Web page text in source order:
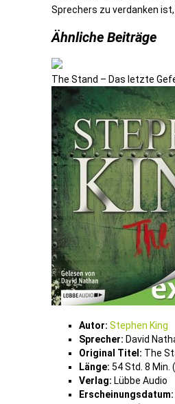
Sprechers zu verdanken
Ähnliche Beiträge
The Stand – Das letzte
Autor: Stephen King
Sprecher: David
Original Titel: The
Länge: 54 Std. 8 Min.
Verlag: Lübbe Audio
Erscheinungsdatum: